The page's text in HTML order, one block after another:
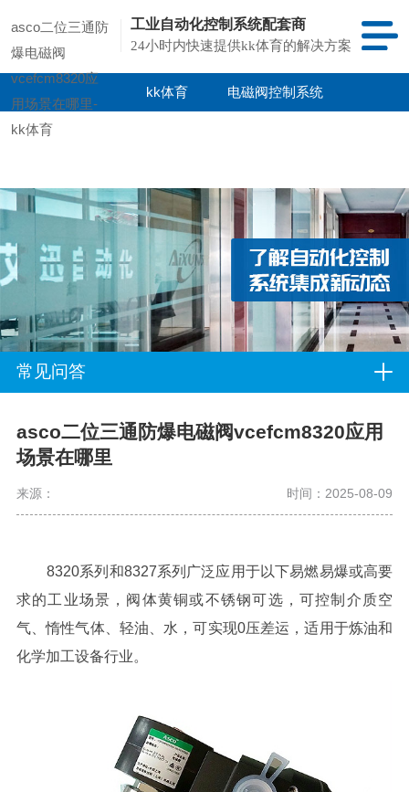
asco二位三通防
爆电磁阀
vcefcm8320应
用场景在哪里-
kk体育
工业自动化控制系统配套商
24小时内快速提供kk体育的解决方案
kk体育 电磁阀控制系统
常见问答
asco二位三通防爆电磁阀vcefcm8320应用
场景在哪里
来源： 时间：2025-08-09
8320系列和8327系列广泛应用于以下易燃易爆或高要
求的工业场景，阀体黄铜或不锈钢可选，可控制介质空
气、惰性气体、轻油、水，可实现0压差运，适用于炼油和
化学加工设备行业。